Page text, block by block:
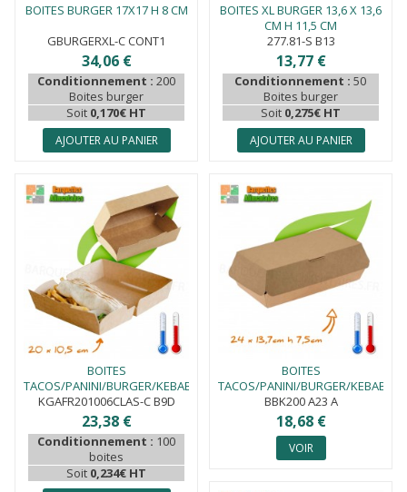
BOITES BURGER 17X17 H 8 CM
GBURGERXL-C CONT1
34,06 €
Conditionnement : 200
Boites burger
Soit 0,170€ HT
AJOUTER AU PANIER
BOITES XL BURGER 13,6 X 13,6
CM H 11,5 CM
277.81-S B13
13,77 €
Conditionnement :50
Boites burger
Soit 0,275€ HT
AJOUTER AU PANIER
BOITES
TACOS/PANINI/BURGER/KEBAB
20X10 CM
KGAFR201006CLAS-C B9D
23,38 €
Conditionnement : 100
boites
Soit 0,234€ HT
BOITES
TACOS/PANINI/BURGER/KEBAB
24X13.7CM
BBK200 A23 A
18,68 €
VOIR